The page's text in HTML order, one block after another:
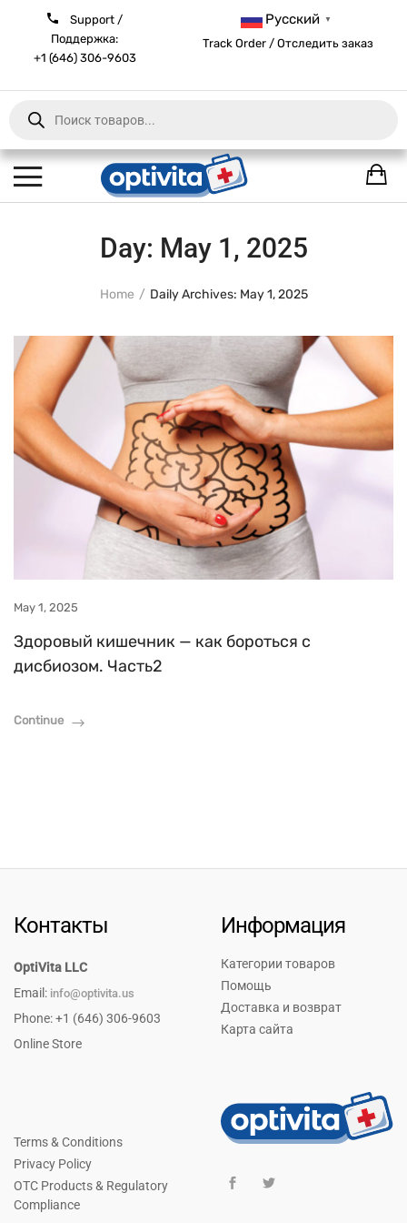
Support /
Поддержка:
+1 (646) 306-9603
Русский ▼
Track Order / Отследить заказ
Products
search
Day: May 1, 2025
Home Daily Archives: May 1, 2025
May 1, 2025
Здоровый кишечник — как бороться с
дисбиозом. Часть2
Continue
Контакты
OptiVita LLC
Email: info@optivita.us
Phone: +1 (646) 306-9603
Online Store
Информация
Категории товаров
Помощь
Доставка и возврат
Карта сайта
Terms & Conditions
Privacy Policy
OTC Products & Regulatory
Compliance